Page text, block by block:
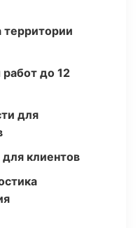
работ до 12
для
для клиентов